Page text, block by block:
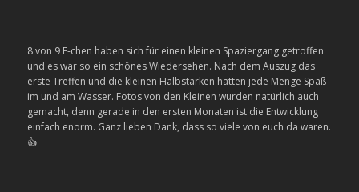
8 von 9 F-chen haben sich für einen kleinen Spaziergang getroffen
und es war so ein schönes Wiedersehen. Nach dem Auszug das
erste Treffen und die kleinen Halbstarken hatten jede Menge Spaß
im und am Wasser. Fotos von den Kleinen wurden natürlich auch
gemacht, denn gerade in den ersten Monaten ist die Entwicklung
einfach enorm. Ganz lieben Dank, dass so viele von euch da waren.
👍